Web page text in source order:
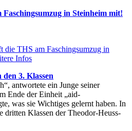
in Steinheim mit!
die THS am Faschingsumzug in
Infos
3. Klassen
antwortete ein Junge seiner
Ende der Einheit „aid-
was sie Wichtiges gelernt haben. In
dritten Klassen der Theodor-Heuss-